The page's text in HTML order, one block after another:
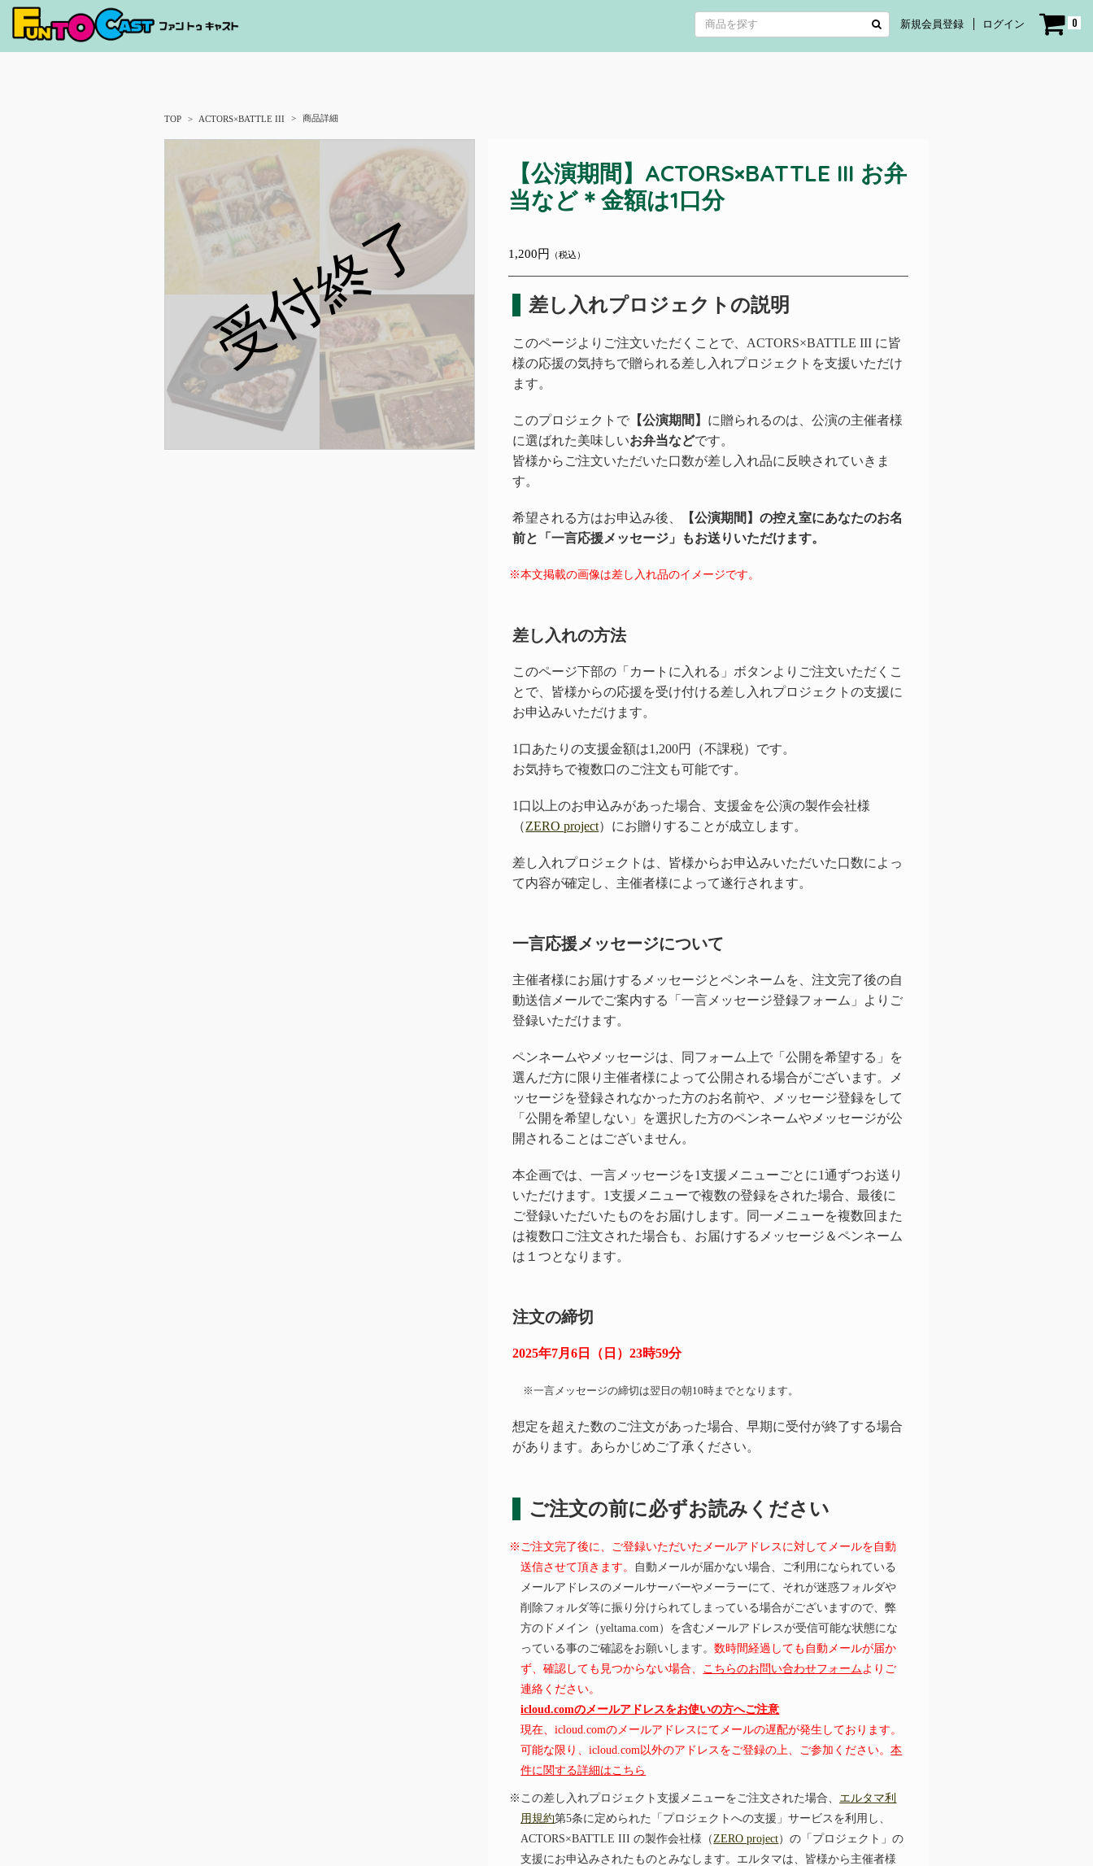
新規会員登録 ログイン 0
TOP ACTORS×BATTLE III 商品詳細
受付終了
【公演期間】ACTORS×BATTLE III お弁
当など＊金額は1口分
1,200円 （税込）
差し入れプロジェクトの説明
このページよりご注文いただくことで、ACTORS×BATTLE III に皆
様の応援の気持ちで贈られる差し入れプロジェクトを支援いただけ
ます。
このプロジェクトで 【公演期間】 に贈られるのは、公演の主催者様
に選ばれた美味しいお弁当などです。
皆様からご注文いただいた口数が差し入れ品に反映されていきま
す。
希望される方はお申込み後、
【公演期間】の控え室にあなたのお名
前と「一言応援メッセージ」もお送りいただけます。
※本文掲載の画像は差し入れ品のイメージです。
差し入れの方法
このページ下部の「カートに入れる」ボタンよりご注文いただくこ
とで、皆様からの応援を受け付ける差し入れプロジェクトの支援に
お申込みいただけます。
1口あたりの支援金額は1,200円（不課税）です。
お気持ちで複数口のご注文も可能です。
1口以上のお申込みがあった場合、支援金を公演の製作会社様
（ZERO project）にお贈りすることが成立します。
差し入れプロジェクトは、皆様からお申込みいただいた口数によっ
て内容が確定し、主催者様によって遂行されます。
一言応援メッセージについて
主催者様にお届けするメッセージとペンネームを、注文完了後の自
動送信メールでご案内する「一言メッセージ登録フォーム」よりご
登録いただけます。
ペンネームやメッセージは、同フォーム上で「公開を希望する」を
選んだ方に限り主催者様によって公開される場合がございます。メ
ッセージを登録されなかった方のお名前や、メッセージ登録をして
「公開を希望しない」を選択した方のペンネームやメッセージが公
開されることはございません。
本企画では、一言メッセージを1支援メニューごとに1通ずつお送り
いただけます。1支援メニューで複数の登録をされた場合、最後に
ご登録いただいたものをお届けします。同一メニューを複数回また
は複数口ご注文された場合も、お届けするメッセージ＆ペンネーム
は１つとなります。
注文の締切
2025年7月6日（日）23時59分
※一言メッセージの締切は翌日の朝10時までとなります。
想定を超えた数のご注文があった場合、早期に受付が終了する場合
があります。あらかじめご了承ください。
ご注文の前に必ずお読みください
※ご注文完了後に、ご登録いただいたメールアドレスに対してメールを自動
送信させて頂きます。
自動メールが届かない場合、ご利用になられている
メールアドレスのメールサーバーやメーラーにて、それが迷惑フォルダや
削除フォルダ等に振り分けられてしまっている場合がございますので、弊
方のドメイン（yeltama.com）を含むメールアドレスが受信可能な状態にな
っている事のご確認をお願いします。数時間経過しても自動メールが届か
ず、確認しても見つからない場合、
こちらのお問い合わせフォーム よりご
連絡ください。
icloud.comのメールアドレスをお使いの方へご注意
現在、icloud.comのメールアドレスにてメールの遅配が発生しております。
可能な限り、icloud.com以外のアドレスをご登録の上、ご参加ください。本
件に関する詳細はこちら
※この差し入れプロジェクト支援メニューをご注文された場合、 エルタマ利
用規約第5条に定められた「プロジェクトへの支援」サービスを利用し、
ACTORS×BATTLE III の製作会社様（ ZERO project）の「プロジェクト」の
支援にお申込みされたものとみなします。エルタマは、皆様から主催者様